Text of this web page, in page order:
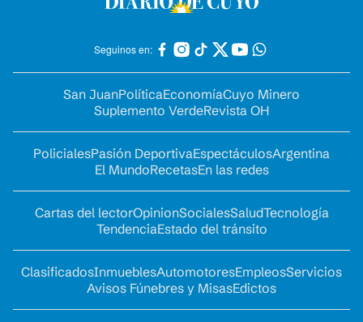
Seguinos en:
San JuanPolíticaEconomíaCuyo Minero
Suplemento VerdeRevista OH
PolicialesPasión DeportivaEspectáculosArgentina
El MundoRecetasEn las redes
Cartas del lectorOpinionSocialesSaludTecnología
TendenciaEstado del tránsito
ClasificadosInmueblesAutomotoresEmpleosServicios
Avisos Fúnebres y MisasEdictos